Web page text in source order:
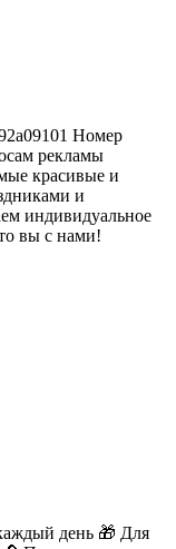
Номер
рекламы
красивые и
и
индивидуальное
вы с нами!
день 🎁 Для